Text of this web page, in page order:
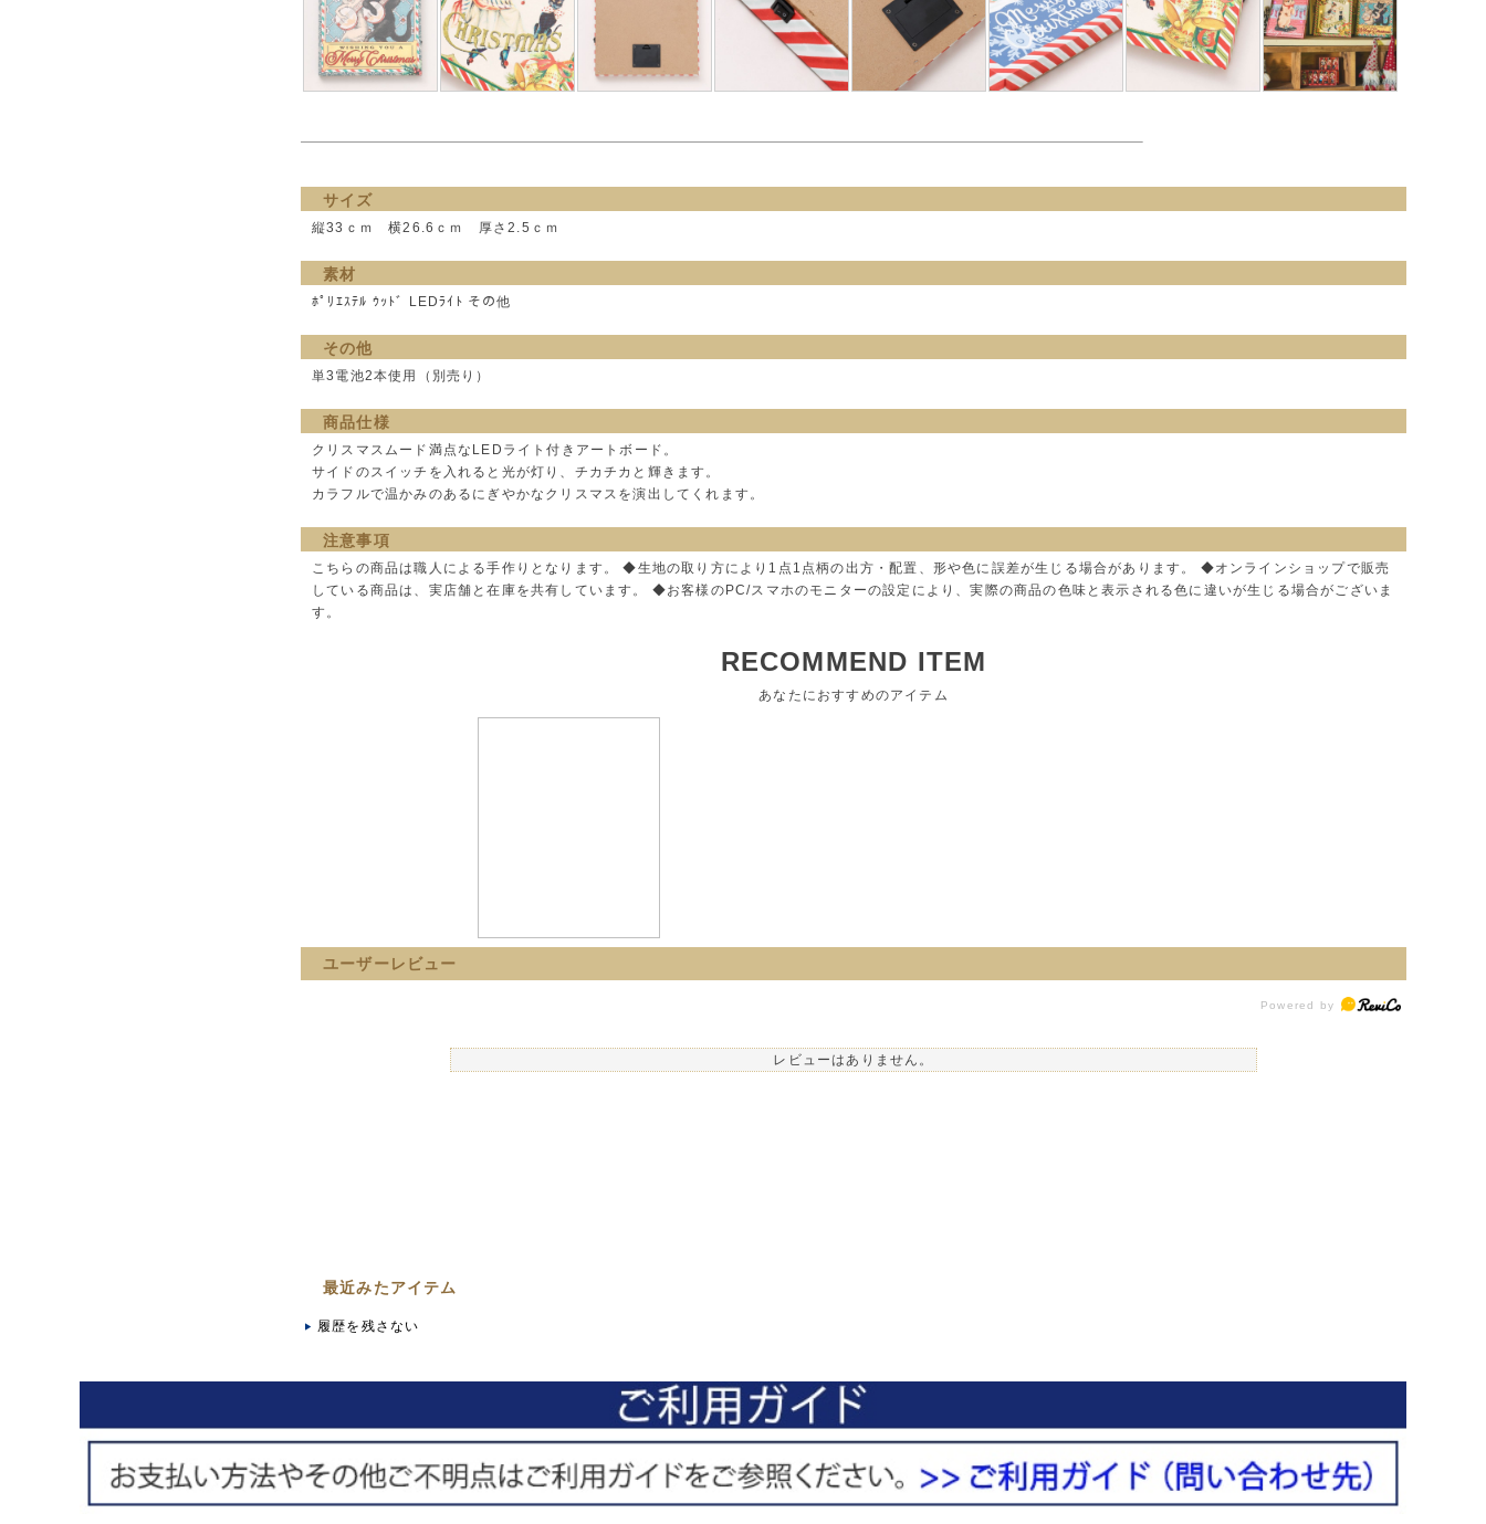
サイズ
縦33ｃｍ 横26.6ｃｍ 厚さ2.5ｃｍ
素材
ﾎﾟﾘｴｽﾃﾙ ｳｯﾄﾞ LEDﾗｲﾄ その他
その他
単3電池2本使用（別売り）
商品仕様
クリスマスムード満点なLEDライト付きアートボード。
サイドのスイッチを入れると光が灯り、チカチカと輝きます。
カラフルで温かみのあるにぎやかなクリスマスを演出してくれます。
注意事項
こちらの商品は職人による手作りとなります。 ◆生地の取り方により1点1点柄の出方・配置、形や色に誤差が生じる場合があります。 ◆オンラインショップで販売
している商品は、実店舗と在庫を共有しています。 ◆お客様のPC/スマホのモニターの設定により、実際の商品の色味と表示される色に違いが生じる場合がございま
す。
RECOMMEND ITEM
あなたにおすすめのアイテム
ユーザーレビュー
レビューはありません。
最近みたアイテム
履歴を残さない